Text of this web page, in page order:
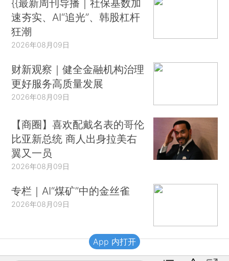
{{最新周刊导播｜社保基数加
速夯实、AI“追光”、韩股杠杆
狂潮
2026年08月09日
财新观察｜健全金融机构治理
更好服务高质量发展
2026年08月09日
【商圈】喜欢配戴名表的哥伦
比亚新总统 商人出身拉美右
翼又一员
2026年08月09日
专栏｜AI“煤矿”中的金丝雀
2026年08月09日
App 内打开